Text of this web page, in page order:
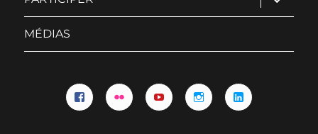
le
sous-
MÉDIAS